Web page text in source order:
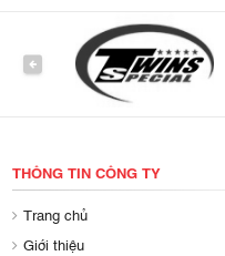
PREVIOUS
THÔNG TIN CÔNG TY
Trang chủ
Giới thiệu